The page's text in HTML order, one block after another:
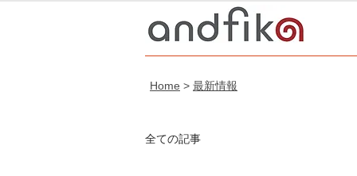
Home > 最新情報
全ての記事